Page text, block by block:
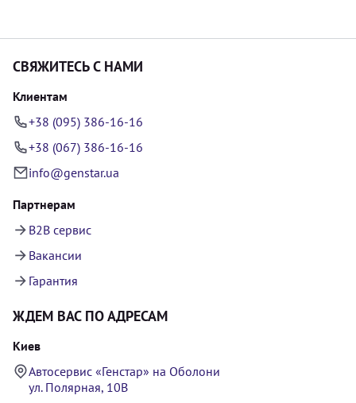
СВЯЖИТЕСЬ С НАМИ
Клиентам
+38 (095) 386-16-16
+38 (067) 386-16-16
info@genstar.ua
Партнерам
B2B сервис
Вакансии
Гарантия
ЖДЕМ ВАС ПО АДРЕСАМ
Киев
Автосервис «Генстар» на Оболони
ул. Полярная, 10В